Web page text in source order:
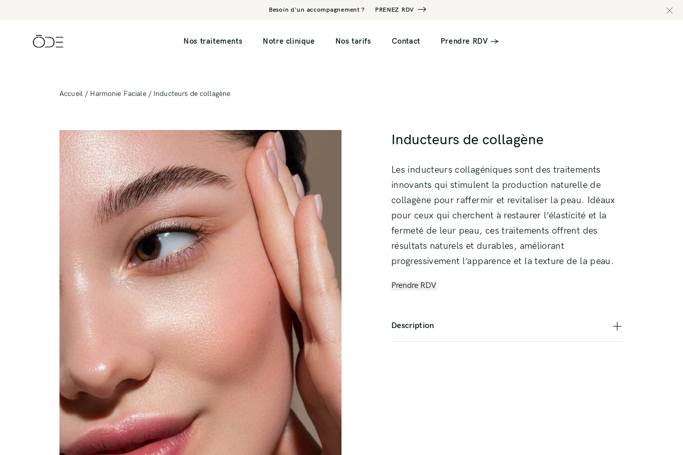
Besoin d'un accompagnement ? PRENEZ RDV
Nos traitements
Microneedling
Nettoyage de Peau
Peelings
Radiofrequence Facetite
Morpheus 8
Épilation électrolyse
Épilation laser
Injection Profhilo
Contour de l’oeil
Mésothérapie Capillaire
Notre clinique Nos tarifs Contact Prendre RDV →
Accueil/ Harmonie Faciale/ Inducteurs de collagène
Inducteurs de collagène
Les inducteurs collagéniques sont des traitements
innovants qui stimulent la production naturelle de
collagène pour raffermir et revitaliser la peau. Idéaux
pour ceux qui cherchent à restaurer l’élasticité et la
fermeté de leur peau, ces traitements offrent des
résultats naturels et durables, améliorant
progressivement l’apparence et la texture de la peau.
Prendre RDV
Description